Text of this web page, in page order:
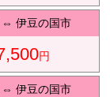
伊豆の国市
円
伊豆の国市